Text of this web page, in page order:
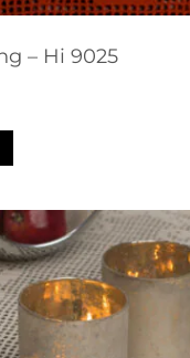
– Hi 9025